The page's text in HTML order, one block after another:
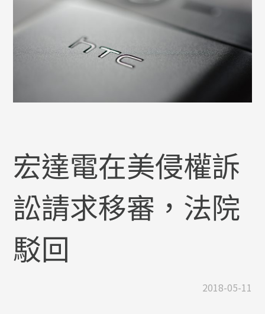
宏達電在美侵權訴
訟請求移審，法院
駁回
2018-05-11